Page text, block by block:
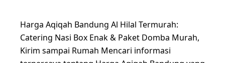
Harga Aqiqah Bandung Al Hilal Termurah:
Catering Nasi Box Enak & Paket Domba Murah,
Kirim sampai Rumah Mencari informasi